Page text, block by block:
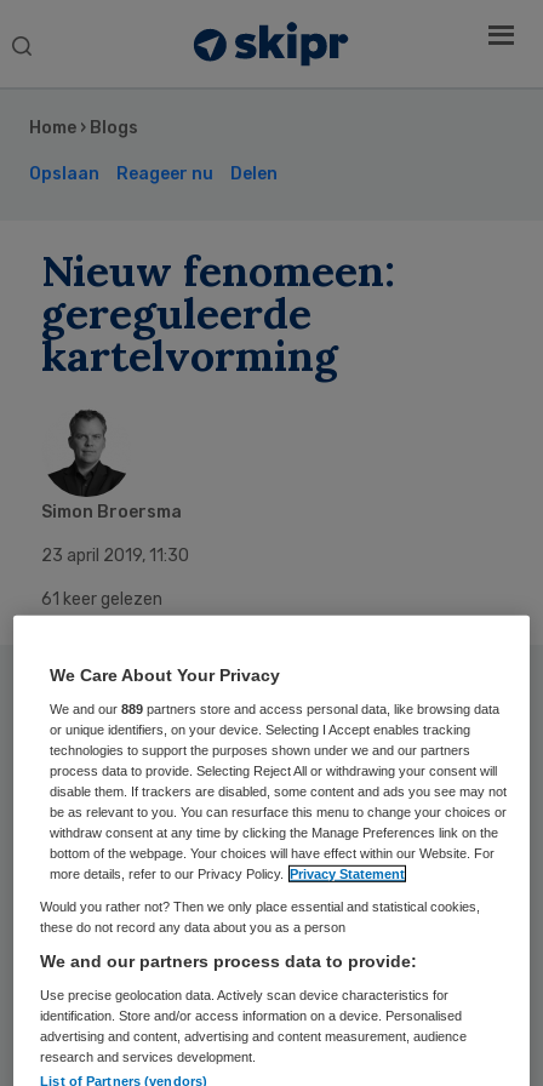
Search
Home › Blogs
Opslaan Reageer nu Delen
Nieuw fenomeen:
gereguleerde
kartelvorming
Simon Broersma
23 april 2019, 11:30
61 keer gelezen
Onlangs was ik bij een bijeenkomst voor
interim-managers in de zorg. De conclusie
van de avond was dat de zorg van ‘samen
werken’ toe moet naar ‘samenwerken’. Op
papier een verschil van één spatie, maar in
de praktijk betekent dit veel meer.
Het betekent overleggen over hoe het werk
het beste gedaan kan worden, wie dat het
beste kan doen en wat u kunt doen om
dubbel werk te voorkomen. Sinds 2006
hebben we een stelsel waarin aanbieders
Sidebar
We Care About Your Privacy
We and our889 partners store and access personal data, like browsing data
or unique identifiers, on your device. Selecting I Accept enables tracking
technologies to support the purposes shown under we and our partners
process data to provide. Selecting Reject All or withdrawing your consent will
disable them. If trackers are disabled, some content and ads you see may not
be as relevant to you. You can resurface this menu to change your choices or
withdraw consent at any time by clicking the Manage Preferences link on the
bottom of the webpage. Your choices will have effect within our Website. For
more details, refer to our Privacy Policy.
Privacy Statement
Would you rather not? Then we only place essential and statistical cookies,
these do not record any data about you as a person
We and our partners process data to provide:
Use precise geolocation data. Actively scan device characteristics for
identification. Store and/or access information on a device. Personalised
advertising and content, advertising and content measurement, audience
research and services development.
List of Partners (vendors)